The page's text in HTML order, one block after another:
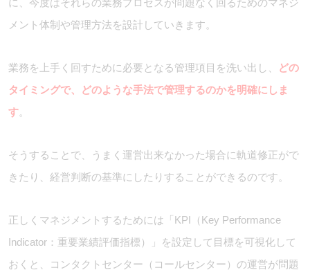
メント体制や管理方法を設計していきます。
業務を上手く回すために必要となる管理項目を洗い出し、
どの
タイミングで、どのような手法で管理するのかを明確にしま
す。
そうすることで、うまく運営出来なかった場合に軌道修正がで
きたり、経営判断の基準にしたりすることができるのです。
正しくマネジメントするためには「KPI（Key Performance
Indicator：重要業績評価指標）」を設定して目標を可視化して
おくと、コンタクトセンター（コールセンター）の運営が問題